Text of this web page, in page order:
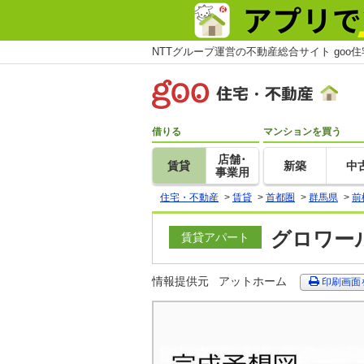
NTTグループ運営の不動産総合サイト goo
借りる
賃貸
店舗･
事業用
マンションを買う
新築 中
住宅・不動産 > 賃貸 > 首都圏 > 群馬県 > 前
賃貸アパート グロワー
情報提供元 アットホーム 印刷画面